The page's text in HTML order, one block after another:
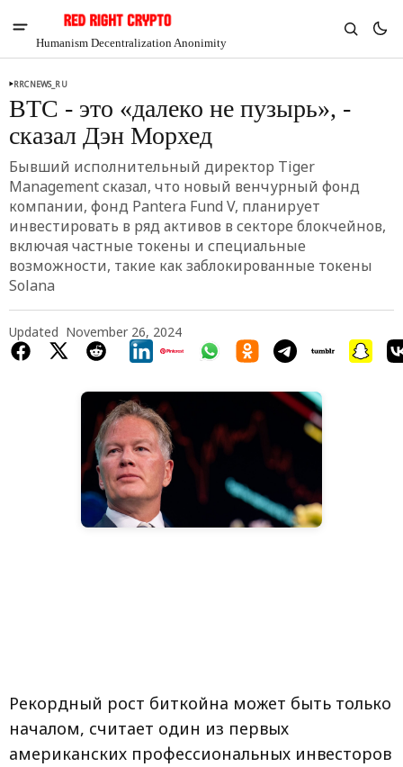
Humanism Decentralization Anonimity
$1.35
RRCNEWS_RU
BTC - это «далеко не пузырь», -
сказал Дэн Морхед
Бывший исполнительный директор Tiger
Management сказал, что новый венчурный фонд
компании, фонд Pantera Fund V, планирует
инвестировать в ряд активов в секторе блокчейнов,
включая частные токены и специальные
возможности, такие как заблокированные токены
Solana
Updated November 26, 2024
Рекордный рост биткойна может быть только
началом, считает один из первых
американских профессиональных инвесторов